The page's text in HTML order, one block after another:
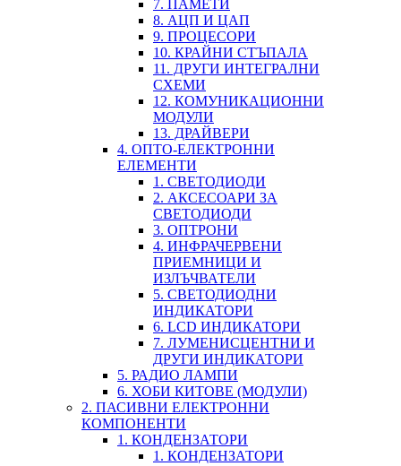
7. ПАМЕТИ
8. АЦП И ЦАП
9. ПРОЦЕСОРИ
10. КРАЙНИ СТЪПАЛА
11. ДРУГИ ИНТЕГРАЛНИ
СХЕМИ
12. КОМУНИКАЦИОННИ
МОДУЛИ
13. ДРАЙВЕРИ
4. ОПТО-ЕЛЕКТРОННИ
ЕЛЕМЕНТИ
1. СВЕТОДИОДИ
2. АКСЕСОАРИ ЗА
СВЕТОДИОДИ
3. ОПТРОНИ
4. ИНФРАЧЕРВЕНИ
ПРИЕМНИЦИ И
ИЗЛЪЧВАТЕЛИ
5. СВЕТОДИОДНИ
ИНДИКАТОРИ
6. LCD ИНДИКАТОРИ
7. ЛУМЕНИСЦЕНТНИ И
ДРУГИ ИНДИКАТОРИ
5. РАДИО ЛАМПИ
6. ХОБИ КИТОВЕ (МОДУЛИ)
2. ПАСИВНИ ЕЛЕКТРОННИ
КОМПОНЕНТИ
1. КОНДЕНЗАТОРИ
1. КОНДЕНЗАТОРИ